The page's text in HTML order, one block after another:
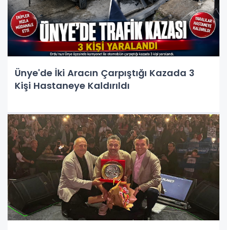
Ünye'de İki Aracın Çarpıştığı Kazada 3
Kişi Hastaneye Kaldırıldı